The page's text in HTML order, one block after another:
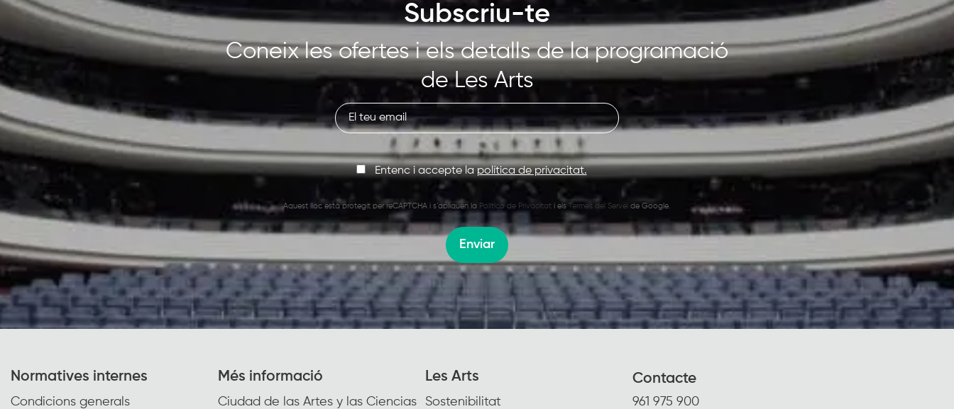
Subscriu-te
Coneix les ofertes i els detalls de la programació
de Les Arts
Entenc i accepte lapolítica de privacitat.
Aquest lloc està protegit per reCAPTCHA i s’apliquen la Política de Privacitat i els Termes del Servei de Google.
Enviar
Normatives internes
Condicions generals
Més informació
Ciudad de las Artes y las Ciencias
Les Arts
Sostenibilitat
Contacte
961 975 900